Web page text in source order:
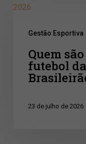
Gestão Esportiva
são
executivos
futebol
Quem
futebol
23 de julho de 2026